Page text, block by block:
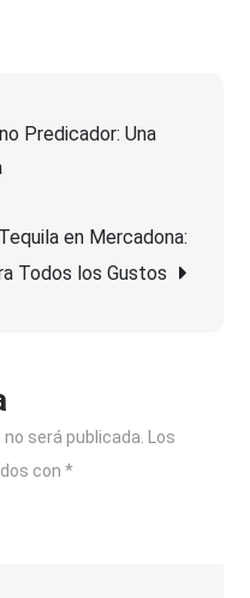
Predicador: Una
en Mercadona:
Todos los Gustos
será publicada.
Los
con*